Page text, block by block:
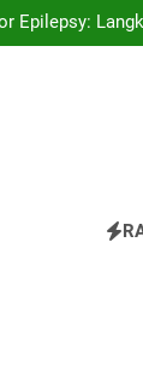
Epilepsy:
Rivalitas Baru